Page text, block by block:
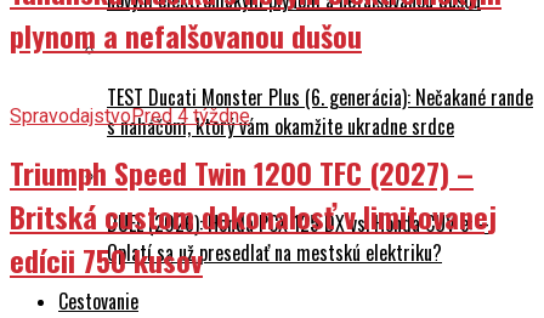
TEST Ducati Monster Plus (6. generácia): Nečakané rande
s naháčom, ktorý vám okamžite ukradne srdce
DUEL (2026): Honda PCX 125 DX vs. Honda CUV e: –
Oplatí sa už presedlať na mestskú elektriku?
Cestovanie
plynom a nefalšovanou dušou
SpravodajstvoPred 4 týždne
Triumph Speed Twin 1200 TFC (2027) –
Britská custom dokonalosť v limitovanej
edícii 750 kusov